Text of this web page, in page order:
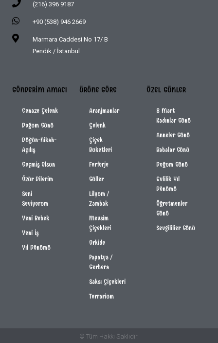
(216) 396 9187
+90 (538) 946 2669
Marmara Caddesi No 17/ B
Pendik / İstanbul
GÖNDERIM AMACI
Cenaze Çelenk
Doğum Günü
Düğün-Nikah-
Açılış
Geçmiş Olsun
Özür Dilerim
Seni
Seviyorum
Yeni Bebek
Yeni İş
Yıl Dönümü
ÜRÜNE GÖRE
Aranjmanlar
Çelenk
Çiçek
Buketleri
Ferforje
Güller
Lilyum /
Zambak
Mevsim
Çiçekleri
Orkide
Papatya /
Gerbera
Saksı Çiçekleri
Terrarium
ÖZEL GÜNLER
8 Mart
Kadınlar Günü
Anneler Günü
Babalar Günü
Doğum Günü
Evlilik Yıl
Dönümü
Öğretmenler
Günü
Sevgililier Günü
© Tüm Hakkı Saklıdır.